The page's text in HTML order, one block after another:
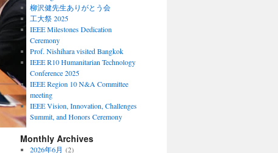
柳沢健先生ありがとう会
工大祭 2025
IEEE Milestones Dedication
Ceremony
Prof. Nishihara visited Bangkok
IEEE R10 Humanitarian Technology
Conference 2025
IEEE Region 10 N&A Committee
meeting
IEEE Vision, Innovation, Challenges
Summit, and Honors Ceremony
Monthly Archives
2026年6月 (2)